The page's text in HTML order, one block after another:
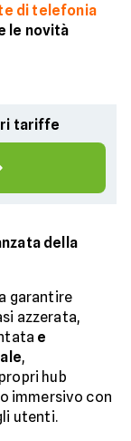
di telefonia
le novità
tariffe
della
garantire
azzerata,
e
,
hub
immersivo con
utenti.